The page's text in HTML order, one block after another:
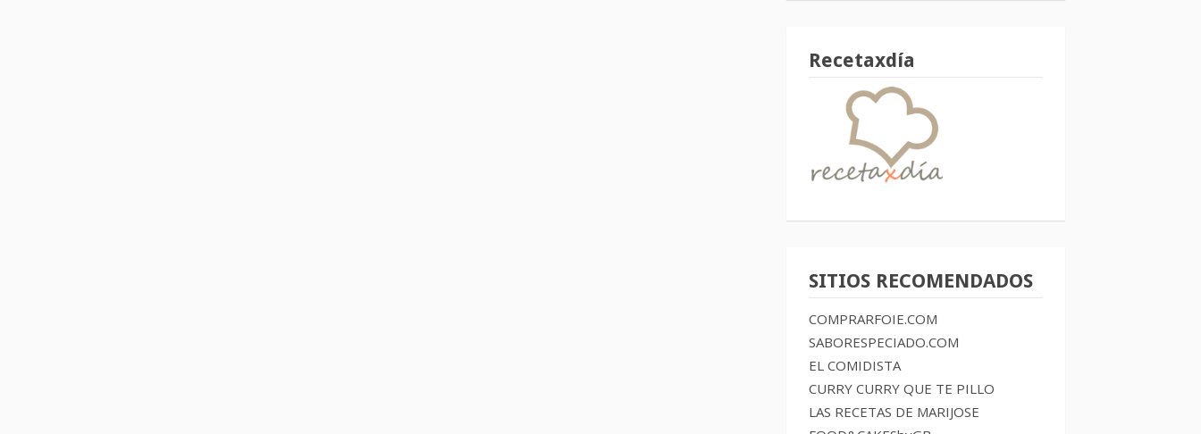
Recetaxdía
SITIOS RECOMENDADOS
COMPRARFOIE.COM
SABORESPECIADO.COM
EL COMIDISTA
CURRY CURRY QUE TE PILLO
LAS RECETAS DE MARIJOSE